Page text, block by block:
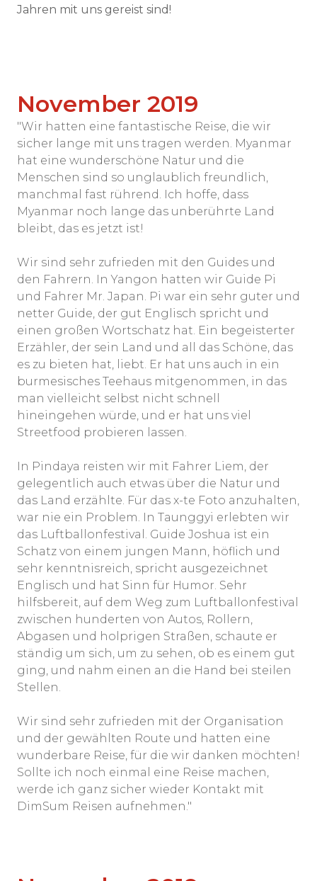
Jahren mit uns gereist sind!
November 2019
"Wir hatten eine fantastische Reise, die wir
sicher lange mit uns tragen werden. Myanmar
hat eine wunderschöne Natur und die
Menschen sind so unglaublich freundlich,
manchmal fast rührend. Ich hoffe, dass
Myanmar noch lange das unberührte Land
bleibt, das es jetzt ist!
Wir sind sehr zufrieden mit den Guides und
den Fahrern. In Yangon hatten wir Guide Pi
und Fahrer Mr. Japan. Pi war ein sehr guter und
netter Guide, der gut Englisch spricht und
einen großen Wortschatz hat. Ein begeisterter
Erzähler, der sein Land und all das Schöne, das
es zu bieten hat, liebt. Er hat uns auch in ein
burmesisches Teehaus mitgenommen, in das
man vielleicht selbst nicht schnell
hineingehen würde, und er hat uns viel
Streetfood probieren lassen.
In Pindaya reisten wir mit Fahrer Liem, der
gelegentlich auch etwas über die Natur und
das Land erzählte. Für das x-te Foto anzuhalten,
war nie ein Problem. In Taunggyi erlebten wir
das Luftballonfestival. Guide Joshua ist ein
Schatz von einem jungen Mann, höflich und
sehr kenntnisreich, spricht ausgezeichnet
Englisch und hat Sinn für Humor. Sehr
hilfsbereit, auf dem Weg zum Luftballonfestival
zwischen hunderten von Autos, Rollern,
Abgasen und holprigen Straßen, schaute er
ständig um sich, um zu sehen, ob es einem gut
ging, und nahm einen an die Hand bei steilen
Stellen.
Wir sind sehr zufrieden mit der Organisation
und der gewählten Route und hatten eine
wunderbare Reise, für die wir danken möchten!
Sollte ich noch einmal eine Reise machen,
werde ich ganz sicher wieder Kontakt mit
DimSum Reisen aufnehmen."